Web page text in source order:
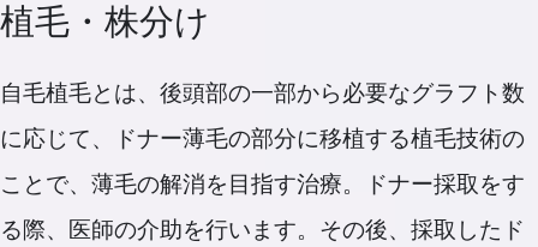
植毛・株分け
自毛植毛とは、後頭部の一部から必要なグラフト数
に応じて、ドナー薄毛の部分に移植する植毛技術の
ことで、薄毛の解消を目指す治療。ドナー採取をす
る際、医師の介助を行います。その後、採取したド